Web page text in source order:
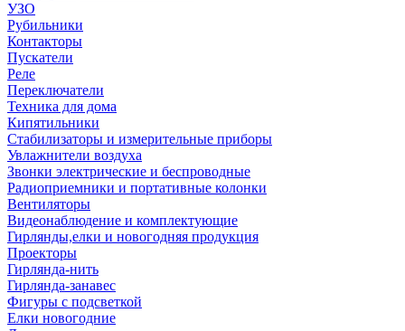
УЗО
Рубильники
Контакторы
Пускатели
Реле
Переключатели
Техника для дома
Кипятильники
Стабилизаторы и измерительные приборы
Увлажнители воздуха
Звонки электрические и беспроводные
Радиоприемники и портативные колонки
Вентиляторы
Видеонаблюдение и комплектующие
Гирлянды,елки и новогодняя продукция
Проекторы
Гирлянда-нить
Гирлянда-занавес
Фигуры с подсветкой
Елки новогодние